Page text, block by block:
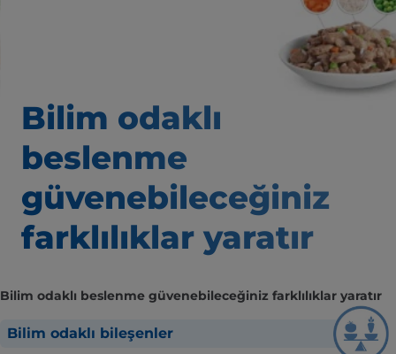
Bilim odaklı
beslenme
güvenebileceğiniz
farklılıklar yaratır
Bilim odaklı beslenme güvenebileceğiniz farklılıklar yaratır
Bilim odaklı bileşenler